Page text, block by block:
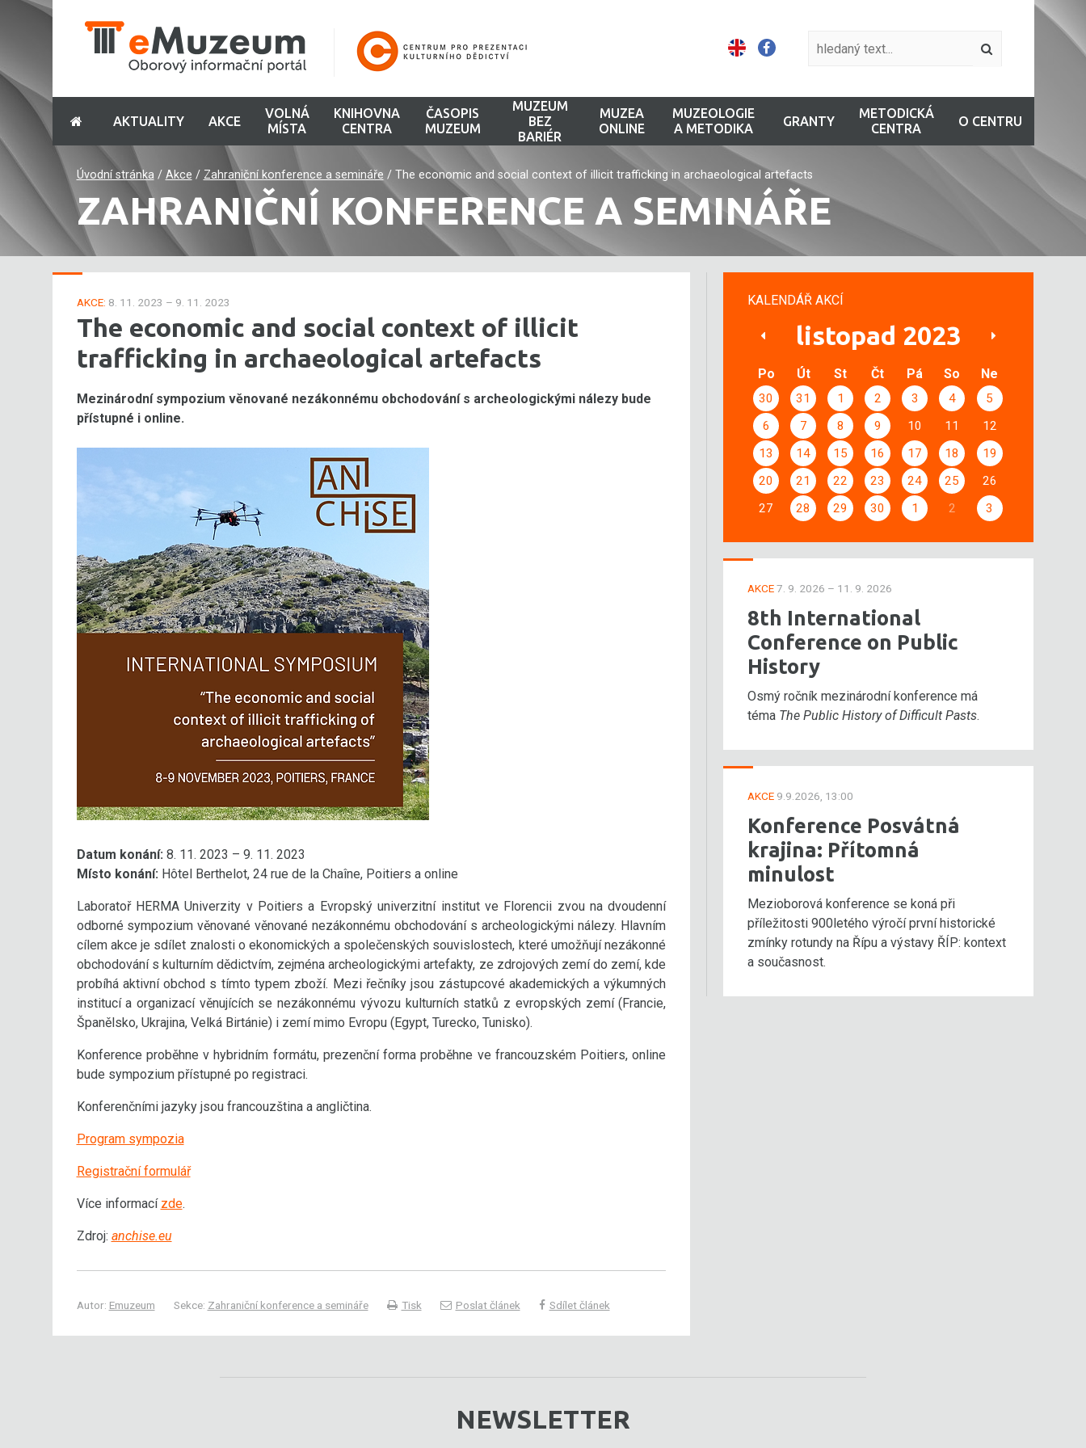
AKTUALITY AKCE
VOLNÁ
MÍSTA
KNIHOVNA
CENTRA
ČASOPIS
MUZEUM
MUZEUM
BEZ
BARIÉR
MUZEA
ONLINE
MUZEOLOGIE
A METODIKA
GRANTY
METODICKÁ
CENTRA
O CENTRU
Úvodní stránka/ Akce / Zahraniční konference a semináře / The economic and social context of illicit trafficking in archaeological artefacts
ZAHRANIČNÍ KONFERENCE A SEMINÁŘE
AKCE: 8. 11. 2023 – 9. 11. 2023
The economic and social context of illicit
trafficking in archaeological artefacts
Mezinárodní sympozium věnované nezákonnému obchodování s archeologickými nálezy bude
přístupné i online.
Datum konání: 8. 11. 2023 – 9. 11. 2023
Místo konání: Hôtel Berthelot, 24 rue de la Chaîne, Poitiers a online
Laboratoř HERMA Univerzity v Poitiers a Evropský univerzitní institut ve Florencii zvou na dvoudenní
odborné sympozium věnované věnované nezákonnému obchodování s archeologickými nálezy. Hlavním
cílem akce je sdílet znalosti o ekonomických a společenských souvislostech, které umožňují nezákonné
obchodování s kulturním dědictvím, zejména archeologickými artefakty, ze zdrojových zemí do zemí, kde
probíhá aktivní obchod s tímto typem zboží. Mezi řečníky jsou zástupcové akademických a výkumných
institucí a organizací věnujících se nezákonnému vývozu kulturních statků z evropských zemí (Francie,
Španělsko, Ukrajina, Velká Birtánie) i zemí mimo Evropu (Egypt, Turecko, Tunisko).
Konference proběhne v hybridním formátu, prezenční forma proběhne ve francouzském Poitiers, online
bude sympozium přístupné po registraci.
Konferenčními jazyky jsou francouzština a angličtina.
Program sympozia
Registrační formulář
Více informací zde.
Zdroj: anchise.eu
Autor: Emuzeum Sekce: Zahraniční konference a semináře Tisk Poslat článek Sdílet článek
KALENDÁŘ AKCÍ
listopad 2023
Po Út St Čt Pá So Ne
30 31 1 2 3 4
5
6
7 8 9 10 11
12
13
14 15 16 17 18
19
20
21 22 23 24 25
26
27
28 29 30 1 2 3
AKCE7. 9. 2026 – 11. 9. 2026
8th International
Conference on Public
History
Osmý ročník mezinárodní konference má
téma The Public History of Difficult Pasts.
AKCE 9.9.2026, 13:00
Konference Posvátná
krajina: Přítomná
minulost
Mezioborová konference se koná při
příležitosti 900letého výročí první historické
zmínky rotundy na Řípu a výstavy ŘÍP: kontext
a současnost.
NEWSLETTER